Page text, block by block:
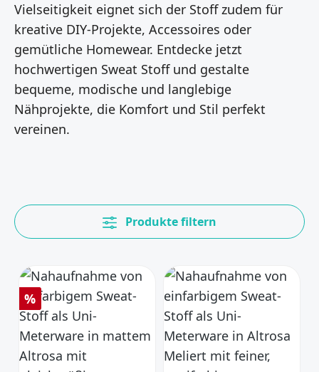
Vielseitigkeit eignet sich der Stoff zudem für
kreative DIY-Projekte, Accessoires oder
gemütliche Homewear. Entdecke jetzt
hochwertigen Sweat Stoff und gestalte
bequeme, modische und langlebige
Nähprojekte, die Komfort und Stil perfekt
vereinen.
Produkte filtern
Rabatt
%